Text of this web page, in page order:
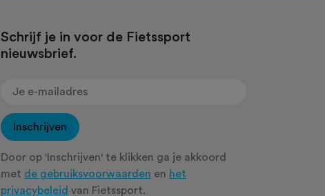
Schrijf je in voor de Fietssport
nieuwsbrief.
Inschrijven
Door op 'Inschrijven' te klikken ga je akkoord
met de gebruiksvoorwaarden en het
privacybeleid van Fietssport.